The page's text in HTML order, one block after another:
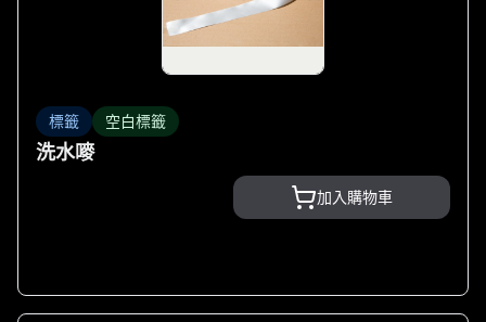
標籤 空白標籤
洗水嘜
加入購物車